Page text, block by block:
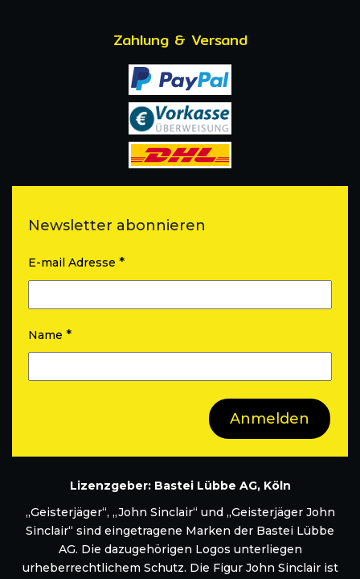
Zahlung & Versand
Newsletter abonnieren
E-mail Adresse *
Name *
Lizenzgeber: Bastei Lübbe AG, Köln
„Geisterjäger“, „John Sinclair“ und „Geisterjäger John
Sinclair“ sind eingetragene Marken der Bastei Lübbe
AG. Die dazugehörigen Logos unterliegen
urheberrechtlichem Schutz. Die Figur John Sinclair ist